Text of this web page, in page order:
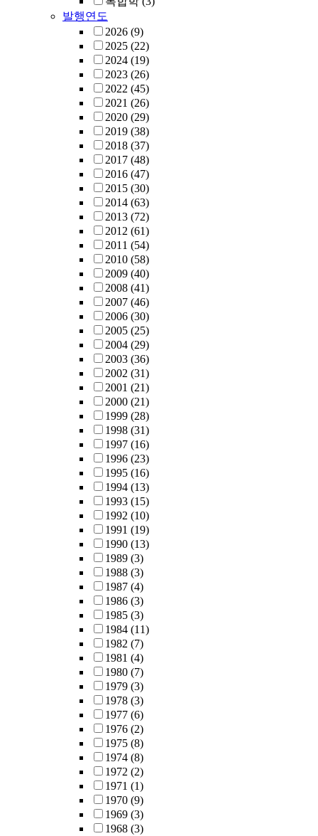
발행연도
2026 (9)
2025 (22)
2024 (19)
2023 (26)
2022 (45)
2021 (26)
2020 (29)
2019 (38)
2018 (37)
2017 (48)
2016 (47)
2015 (30)
2014 (63)
2013 (72)
2012 (61)
2011 (54)
2010 (58)
2009 (40)
2008 (41)
2007 (46)
2006 (30)
2005 (25)
2004 (29)
2003 (36)
2002 (31)
2001 (21)
2000 (21)
1999 (28)
1998 (31)
1997 (16)
1996 (23)
1995 (16)
1994 (13)
1993 (15)
1992 (10)
1991 (19)
1990 (13)
1989 (3)
1988 (3)
1987 (4)
1986 (3)
1985 (3)
1984 (11)
1982 (7)
1981 (4)
1980 (7)
1979 (3)
1978 (3)
1977 (6)
1976 (2)
1975 (8)
1974 (8)
1972 (2)
1971 (1)
1970 (9)
1969 (3)
1968 (3)